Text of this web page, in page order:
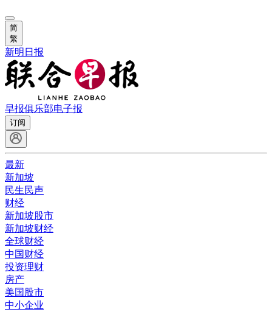
简
繁
新明日报
早报俱乐部电子报
订阅
最新
新加坡
民生民声
财经
新加坡股市
新加坡财经
全球财经
中国财经
投资理财
房产
美国股市
中小企业